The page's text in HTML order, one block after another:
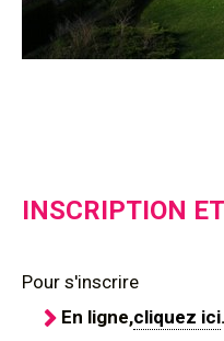
INSCRIPTION
Pour s'inscrire
En ligne,cliquez ici.